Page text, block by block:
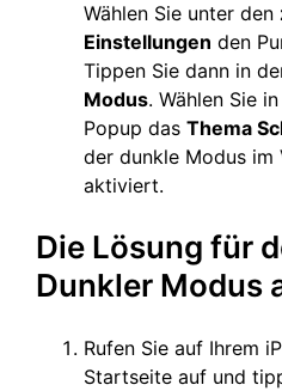
Wählen Sie unter den
Einstellungen den
Tippen Sie dann in
Modus. Wählen Sie
Popup das Thema
der dunkle Modus im
aktiviert.
Die Lösung für
Dunkler Modus
Rufen Sie auf Ihrem
Startseite auf und